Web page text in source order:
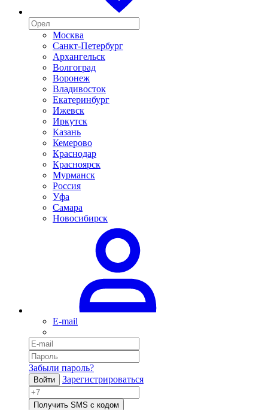
Москва
Санкт-Петербург
Архангельск
Волгоград
Воронеж
Владивосток
Екатеринбург
Ижевск
Иркутск
Казань
Кемерово
Краснодар
Красноярск
Мурманск
Россия
Уфа
Самара
Новосибирск
E-mail
Забыли пароль?
Войти Зарегистрироваться
Получить SMS с кодом